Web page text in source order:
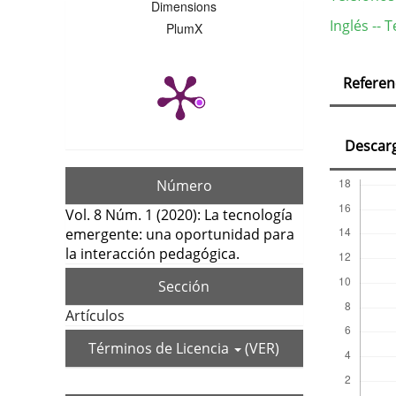
Dimensions
PlumX
Número
Vol. 8 Núm. 1 (2020): La tecnología
emergente: una oportunidad para
la interacción pedagógica.
Sección
Artículos
Términos de Licencia
(VER)
Inglés --
del